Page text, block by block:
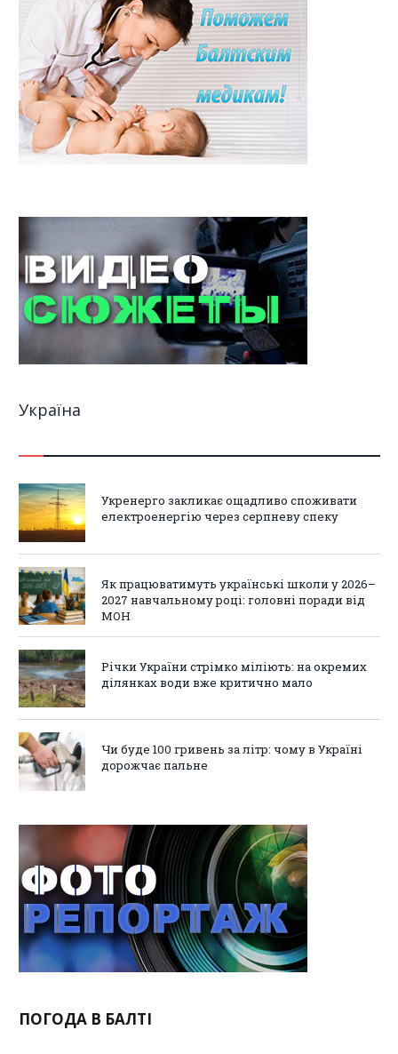
Україна
Укренерго закликає ощадливо споживати
електроенергію через серпневу спеку
Як працюватимуть українські школи у 2026–
2027 навчальному році: головні поради від
МОН
Річки України стрімко міліють: на окремих
ділянках води вже критично мало
Чи буде 100 гривень за літр: чому в Україні
дорожчає пальне
ПОГОДА В БАЛТІ